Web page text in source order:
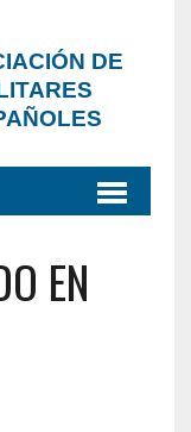
DE
EN